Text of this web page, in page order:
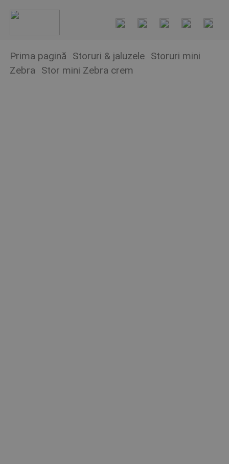
Prima pagină Storuri & jaluzele Storuri mini
Zebra
Stor mini Zebra crem